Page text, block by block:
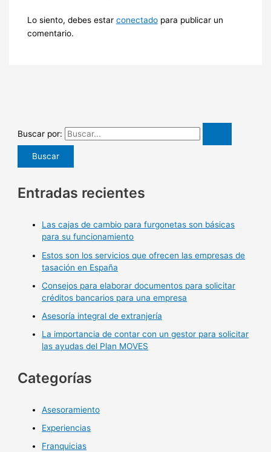
Lo siento, debes estar conectadopara publicar un
comentario.
Buscar por:
Entradas recientes
Las cajas de cambio para furgonetas son básicas
para su funcionamiento
Estos son los servicios que ofrecen las empresas de
tasación en España
Consejos para elaborar documentos para solicitar
créditos bancarios para una empresa
Asesoría integral de extranjería
La importancia de contar con un gestor para solicitar
las ayudas del Plan MOVES
Categorías
Asesoramiento
Experiencias
Franquicias